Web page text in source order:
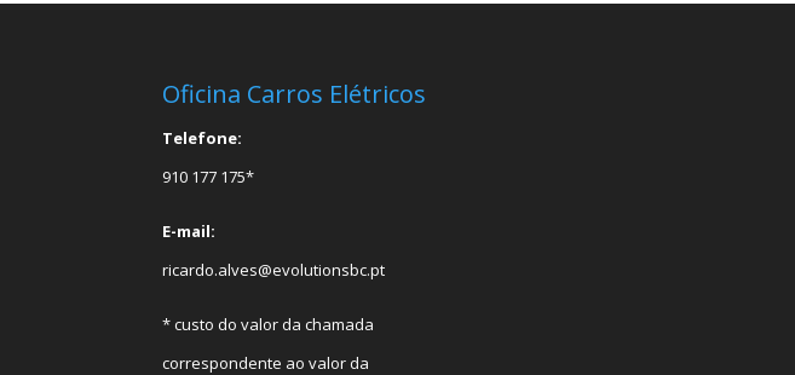
Oficina Carros Elétricos
Telefone:
910 177 175*
E-mail:
ricardo.alves@evolutionsbc.pt
* custo do valor da chamada
correspondente ao valor da